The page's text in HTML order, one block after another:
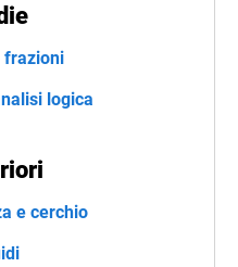
frazioni
logica
e cerchio